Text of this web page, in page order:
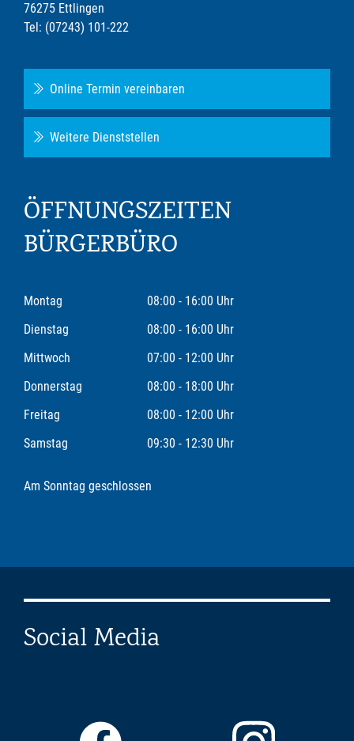
76275 Ettlingen
Tel: (07243) 101-222
Online Termin vereinbaren
Weitere Dienststellen
ÖFFNUNGSZEITEN
BÜRGERBÜRO
Montag
08:00 - 16:00 Uhr
Dienstag
08:00 - 16:00 Uhr
Mittwoch
07:00 - 12:00 Uhr
Donnerstag
08:00 - 18:00 Uhr
Freitag
08:00 - 12:00 Uhr
Samstag
09:30 - 12:30 Uhr
Am Sonntag geschlossen
Social Media